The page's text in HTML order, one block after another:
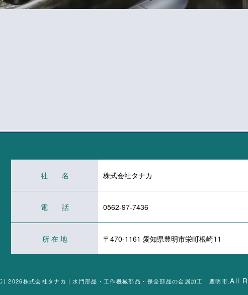
社 名 株式会社タナカ
電 話 0562-97-7436
所 在 地 〒470-1161 愛知県豊明市栄町根崎11
2026株式会社タナカ｜水門部品・工作機械部品・保全部品の金属加工｜豊明市.All